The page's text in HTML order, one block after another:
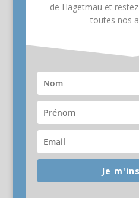
de Hagetmau et
toutes nos
Je